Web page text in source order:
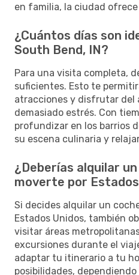
en familia, la ciudad
¿Cuántos días son
South Bend, IN?
Para una visita completa,
suficientes. Esto te
atracciones y disfrutar del
demasiado estrés. Con
profundizar en los barrios
su escena culinaria y
¿Deberías alquilar
moverte por
Si decides alquilar un
Estados Unidos, también
visitar áreas
excursiones durante el
adaptar tu itinerario a tu
posibilidades,